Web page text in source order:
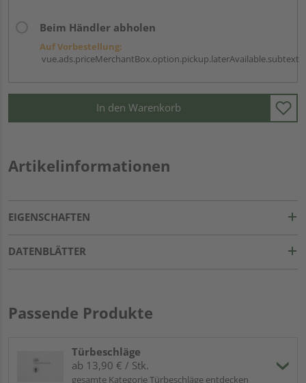
Beim Händler abholen
Auf Vorbestellung:
vue.ads.priceMerchantBox.option.pickup.laterAvailable.subtext
In den Warenkorb
Artikelinformationen
EIGENSCHAFTEN
DATENBLÄTTER
Passende Produkte
Türbeschläge
ab 13,90 € / Stk.
gesamte Kategorie Türbeschläge entdecken